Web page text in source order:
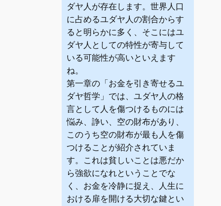
ダヤ人が存在します。世界人口
に占めるユダヤ人の割合からす
ると明らかに多く、そこにはユ
ダヤ人としての特性が寄与して
いる可能性が高いといえます
ね。
第一章の「お金を引き寄せるユ
ダヤ哲学」では、ユダヤ人の格
言として人を傷つけるものには
悩み、諍い、空の財布があり、
このうち空の財布が最も人を傷
つけることが紹介されていま
す。これは貧しいことは悪だか
ら強欲になれということでな
く、お金を冷静に捉え、人生に
おける扉を開ける大切な鍵とい